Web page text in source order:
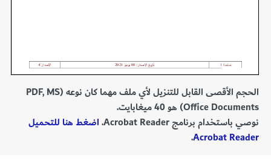
الحجم الأقصى القابل للتنزيل لأي ملف مهما كان نوعه (PDF, MS
Office Documents) هو 40 ميغابايت.
نوصي باستخدام برنامج Acrobat Reader.
اضغط هنا للتحميل
Acrobat Reader
.